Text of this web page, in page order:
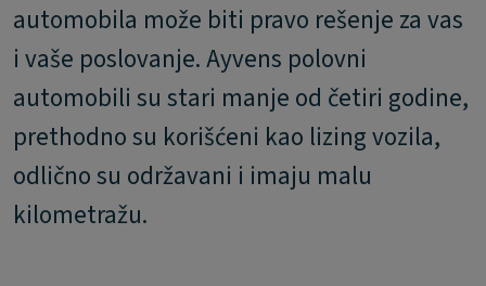
automobila može biti pravo rešenje za vas
i vaše poslovanje. Ayvens polovni
automobili su stari manje od četiri godine,
prethodno su korišćeni kao lizing vozila,
odlično su održavani i imaju malu
kilometražu.